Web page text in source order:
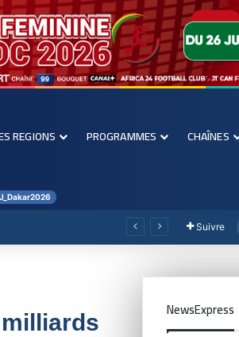
REGIONS PROGRAMMES CHAÎNES
Suivre
NewsExpress